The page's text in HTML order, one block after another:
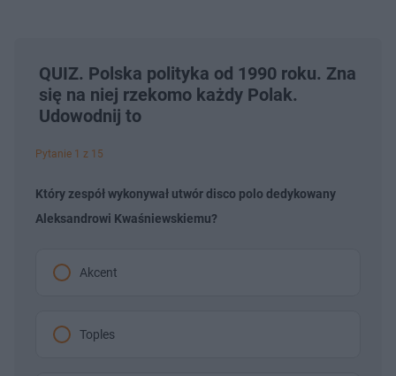
QUIZ. Polska polityka od 1990 roku. Zna
się na niej rzekomo każdy Polak.
Udowodnij to
Pytanie 1 z 15
Który zespół wykonywał utwór disco polo dedykowany
Aleksandrowi Kwaśniewskiemu?
Akcent
Toples